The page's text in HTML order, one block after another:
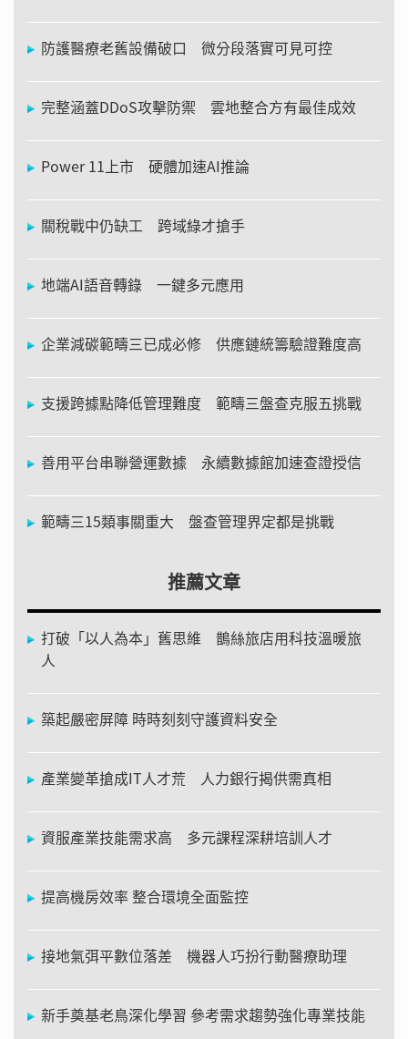
防護醫療老舊設備破口 微分段落實可見可控
完整涵蓋DDoS攻擊防禦 雲地整合方有最佳成效
Power 11上市 硬體加速AI推論
關稅戰中仍缺工 跨域綠才搶手
地端AI語音轉錄 一鍵多元應用
企業減碳範疇三已成必修 供應鏈統籌驗證難度高
支援跨據點降低管理難度 範疇三盤查克服五挑戰
善用平台串聯營運數據 永續數據館加速查證授信
範疇三15類事關重大 盤查管理界定都是挑戰
推薦文章
打破「以人為本」舊思維 鵲絲旅店用科技溫暖旅
人
築起嚴密屏障 時時刻刻守護資料安全
產業變革搶成IT人才荒 人力銀行揭供需真相
資服產業技能需求高 多元課程深耕培訓人才
提高機房效率 整合環境全面監控
接地氣弭平數位落差 機器人巧扮行動醫療助理
新手奠基老鳥深化學習 參考需求趨勢強化專業技能